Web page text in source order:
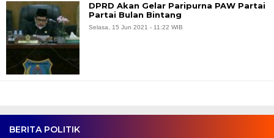
BERITA POLITIK
DPRD Akan Gelar Paripurna PAW Partai
Partai Bulan Bintang
Selasa, 15 Jun 2021 - 11:22 WIB